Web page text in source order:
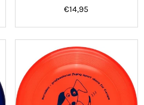
Normale
€14,95